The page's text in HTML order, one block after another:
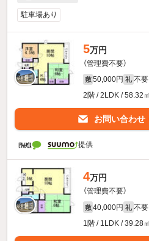
駐車場あり
5万円
（管理費不要）
敷 50,000円 礼 不要
2階 / 2LDK / 58.32㎡
お問い合わせ
提供
4万円
（管理費不要）
敷 40,000円 礼 不要
1階 / 1LDK / 39.28㎡